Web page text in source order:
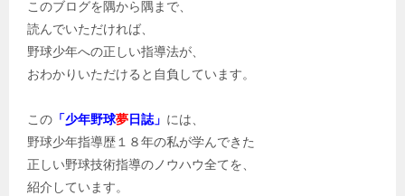
このブログを隅から隅まで、
読んでいただければ、
野球少年への正しい指導法が、
おわかりいただけると自負しています。
この 「少年野球夢日誌」 には、
野球少年指導歴１８年の私が学んできた
正しい野球技術指導のノウハウ全てを、
紹介しています。